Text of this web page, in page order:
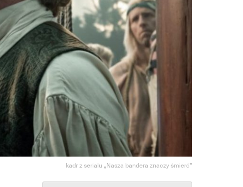
kadr z serialu „Nasza bandera znaczy śmierć”